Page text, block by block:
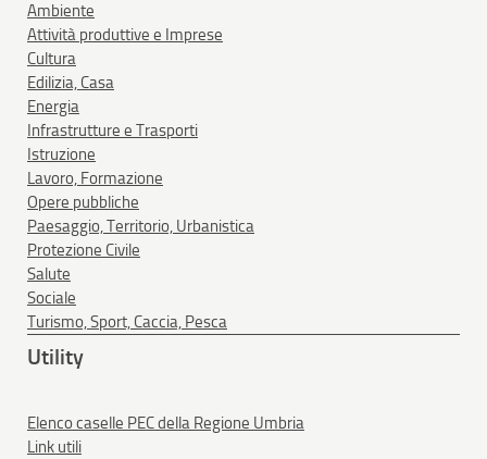
Ambiente
Attività produttive e Imprese
Cultura
Edilizia, Casa
Energia
Infrastrutture e Trasporti
Istruzione
Lavoro, Formazione
Opere pubbliche
Paesaggio, Territorio, Urbanistica
Protezione Civile
Salute
Sociale
Turismo, Sport, Caccia, Pesca
Utility
Elenco caselle PEC della Regione Umbria
Link utili